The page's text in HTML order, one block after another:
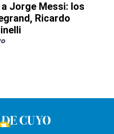
Jorge Messi: los
Ricardo